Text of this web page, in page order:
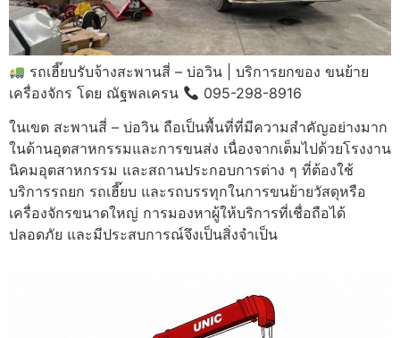
รถเฮี๊ยบรับจ้างสะพานสี่ – บ่อวิน | บริการยกของ ขนย้าย
เครื่องจักร โดย ณัฐพลเครน
095-298-8916
ในเขต สะพานสี่ – บ่อวิน ถือเป็นพื้นที่ที่มีความสำคัญอย่างมาก
ในด้านอุตสาหกรรมและการขนส่ง เนื่องจากเต็มไปด้วยโรงงาน
นิคมอุตสาหกรรม และสถานประกอบการต่าง ๆ ที่ต้องใช้
บริการรถยก รถเฮี๊ยบ และรถบรรทุกในการขนย้ายวัสดุหรือ
เครื่องจักรขนาดใหญ่ การมองหาผู้ให้บริการที่เชื่อถือได้
ปลอดภัย และมีประสบการณ์จึงเป็นสิ่งจำเป็น